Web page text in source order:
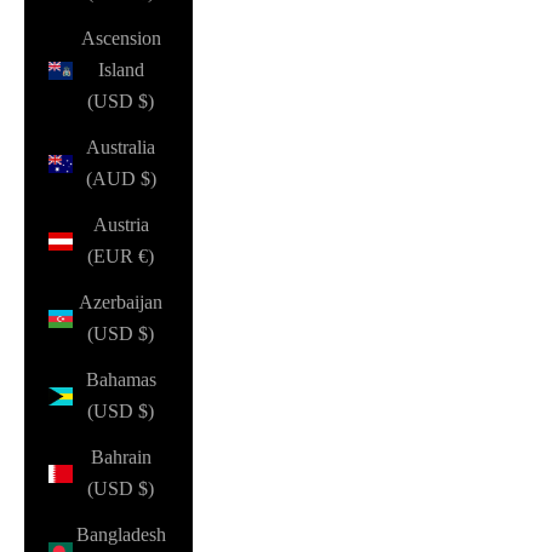
Ascension
Island
(USD $)
Australia
(AUD $)
Austria
(EUR €)
Azerbaijan
(USD $)
Bahamas
(USD $)
Bahrain
(USD $)
Bangladesh